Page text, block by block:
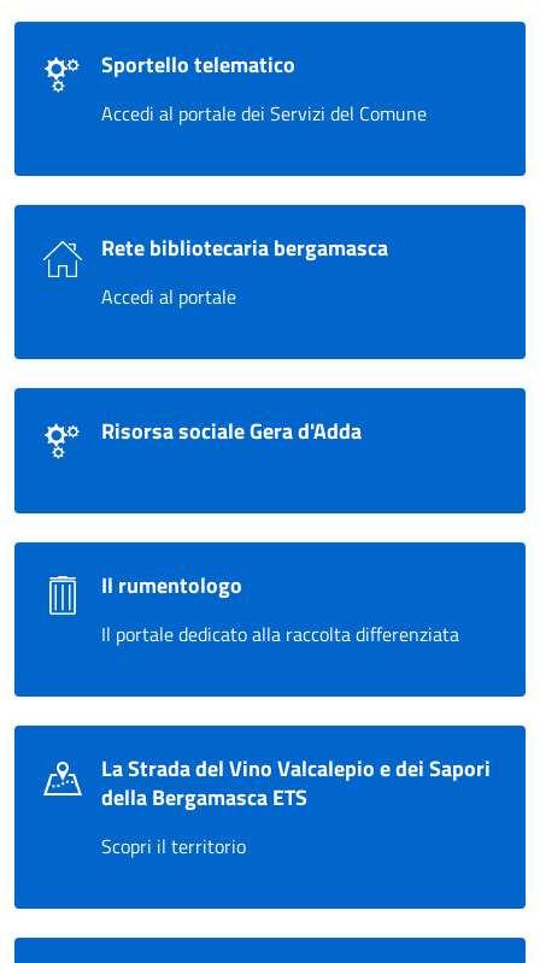
Sportello telematico
Accedi al portale dei Servizi del Comune
Rete bibliotecaria bergamasca
Accedi al portale
Risorsa sociale Gera d'Adda
Il rumentologo
Il portale dedicato alla raccolta differenziata
La Strada del Vino Valcalepio e dei Sapori
della Bergamasca ETS
Scopri il territorio